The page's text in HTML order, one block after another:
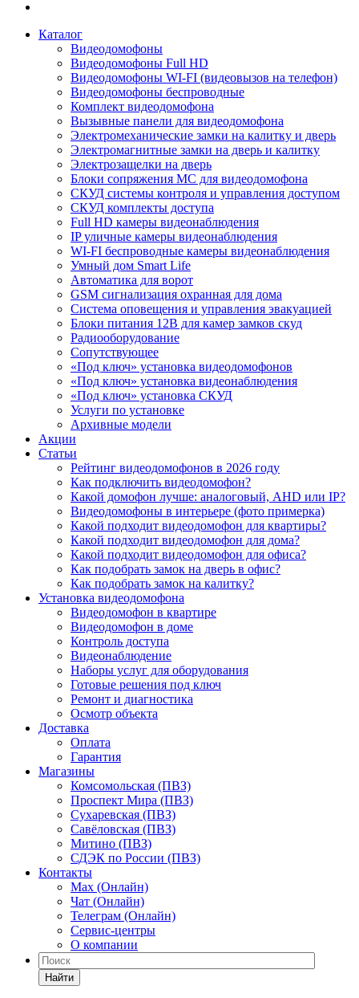
Каталог
Видеодомофоны
Видеодомофоны Full HD
Видеодомофоны WI-FI (видеовызов на телефон)
Видеодомофоны беспроводные
Комплект видеодомофона
Вызывные панели для видеодомофона
Электромеханические замки на калитку и дверь
Электромагнитные замки на дверь и калитку
Электрозащелки на дверь
Блоки сопряжения МС для видеодомофона
СКУД системы контроля и управления доступом
СКУД комплекты доступа
Full HD камеры видеонаблюдения
IP уличные камеры видеонаблюдения
WI-FI беспроводные камеры видеонаблюдения
Умный дом Smart Life
Автоматика для ворот
GSM сигнализация охранная для дома
Cистема оповещения и управления эвакуацией
Блоки питания 12В для камер замков скуд
Радиооборудование
Сопутствующее
«Под ключ» установка видеодомофонов
«Под ключ» установка видеонаблюдения
«Под ключ» установка СКУД
Услуги по установке
Архивные модели
Акции
Статьи
Рейтинг видеодомофонов в 2026 году
Как подключить видеодомофон?
Какой домофон лучше: аналоговый, AHD или IP?
Видеодомофоны в интерьере (фото примерка)
Какой подходит видеодомофон для квартиры?
Какой подходит видеодомофон для дома?
Какой подходит видеодомофон для офиса?
Как подобрать замок на дверь в офис?
Как подобрать замок на калитку?
Установка видеодомофона
Видеодомофон в квартире
Видеодомофон в доме
Контроль доступа
Видеонаблюдение
Наборы услуг для оборудования
Готовые решения под ключ
Ремонт и диагностика
Осмотр объекта
Доставка
Оплата
Гарантия
Магазины
Комсомольская (ПВЗ)
Проспект Мира (ПВЗ)
Сухаревская (ПВЗ)
Савёловская (ПВЗ)
Митино (ПВЗ)
СДЭК по России (ПВЗ)
Контакты
Max (Онлайн)
Чат (Онлайн)
Телеграм (Онлайн)
Сервис-центры
О компании
Найти